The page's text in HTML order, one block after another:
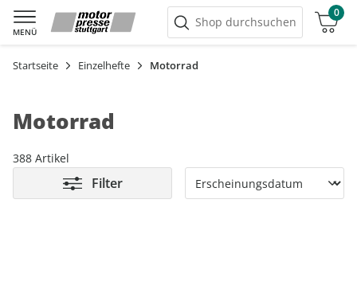
MENÜ
Shop durchsuchen
0
Warenkorb
Startseite Einzelhefte Motorrad
Motorrad
388 Artikel
Filter